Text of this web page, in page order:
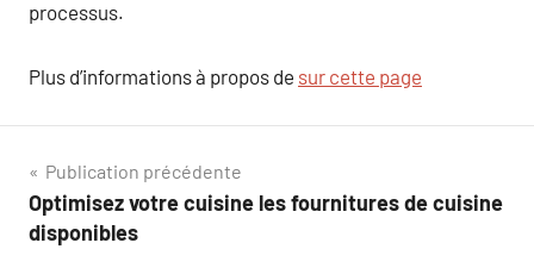
processus.
Plus d’informations à propos de sur cette page
Navigation
de
Publication précédente
Optimisez votre cuisine les fournitures de cuisine
disponibles